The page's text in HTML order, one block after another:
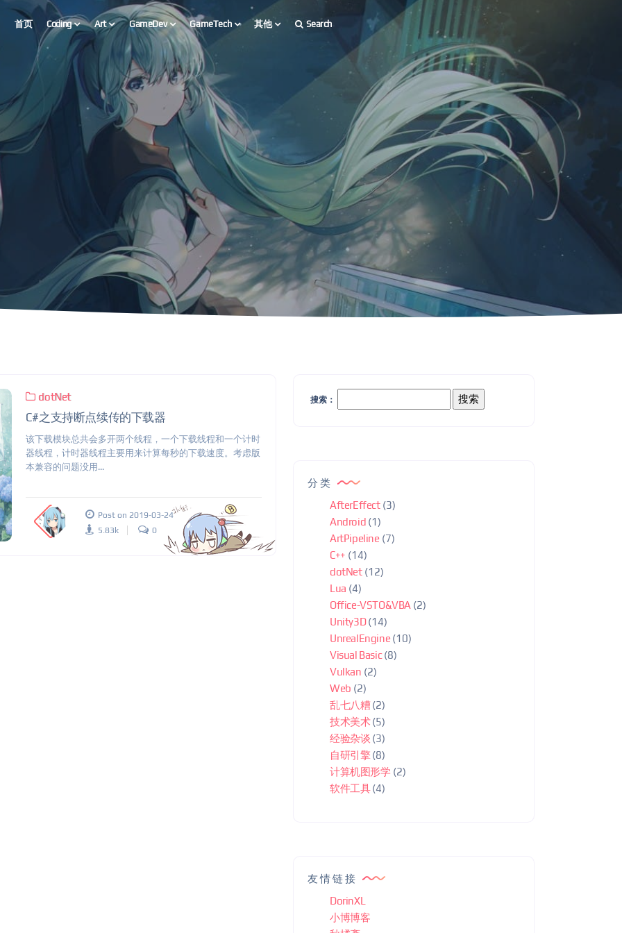
首页 Coding Art GameDev GameTech 其他 Search
dotNet
C#之支持断点续传的下载器
该下载模块总共会多开两个线程，一个下载线程和一个计时
器线程，计时器线程主要用来计算每秒的下载速度。考虑版
本兼容的问题没用...
Post on 2019-03-24
5.83k
0
搜索：
分类
AfterEffect(3)
Android (1)
ArtPipeline (7)
C++ (14)
dotNet(12)
Lua (4)
Office-VSTO&VBA (2)
Unity3D(14)
UnrealEngine (10)
Visual Basic(8)
Vulkan (2)
Web (2)
乱七八糟(2)
技术美术(5)
经验杂谈 (3)
自研引擎 (8)
计算机图形学 (2)
软件工具(4)
友情链接
DorinXL
小博博客